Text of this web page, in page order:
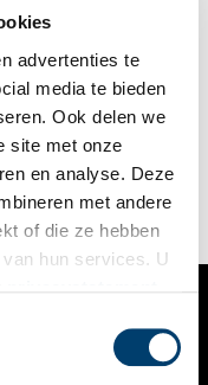
advertenties te
media te bieden
Ook delen we
site met onze
en analyse. Deze
met andere
of die ze hebben
hun services. U
zien van
Zandvoorter Hans
Roosmalen.